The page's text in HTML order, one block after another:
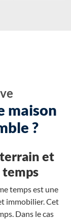
maison
?
et
temps
temps est une
immobilier. Cet
Dans le cas